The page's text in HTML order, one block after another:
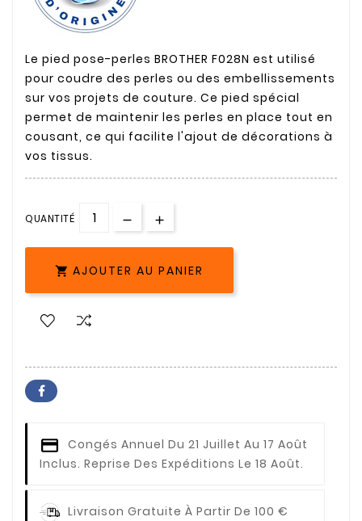
Le pied pose-perles BROTHER F028N est utilisé
pour coudre des perles ou des embellissements
sur vos projets de couture. Ce pied spécial
permet de maintenir les perles en place tout en
cousant, ce qui facilite l'ajout de décorations à
vos tissus.
QUANTITÉ
 AJOUTER AU PANIER
Congés Annuel Du 21 Juillet Au 17 Août
Inclus. Reprise Des Expéditions Le 18 Août.
Livraison Gratuite À Partir De 100 €